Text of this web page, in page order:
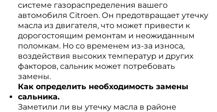
системе газораспределения вашего
автомобиля Citroen. Он предотвращает утечку
масла из двигателя, что может привести к
дорогостоящим ремонтам и неожиданным
поломкам. Но со временем из-за износа,
воздействия высоких температур и других
факторов, сальник может потребовать
замены.
Как определить необходимость замены
сальника.
Заметили ли вы утечку масла в районе